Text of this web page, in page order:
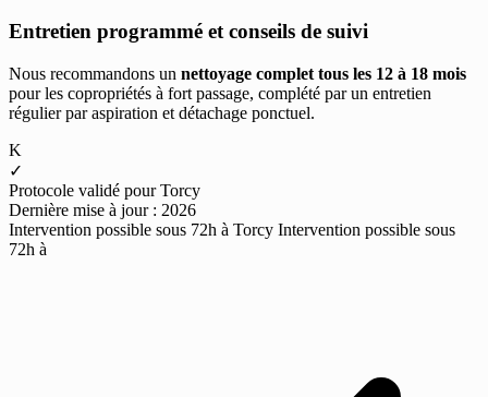
Entretien programmé et conseils de suivi
Nous recommandons un nettoyage complet tous les 12 à 18 mois
pour les copropriétés à fort passage, complété par un entretien
régulier par aspiration et détachage ponctuel.
K
✓
Protocole validé pour Torcy
Dernière mise à jour : 2026
Intervention possible sous 72h à Torcy Intervention possible sous
72h à